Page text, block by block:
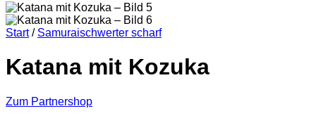
Start / Samuraischwerter scharf
Katana mit Kozuka
Zum Partnershop